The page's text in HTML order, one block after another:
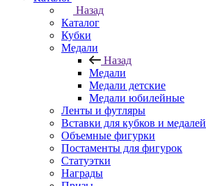
Назад
Каталог
Кубки
Медали
Назад
Медали
Медали детские
Медали юбилейные
Ленты и футляры
Вставки для кубков и медалей
Объемные фигурки
Постаменты для фигурок
Статуэтки
Награды